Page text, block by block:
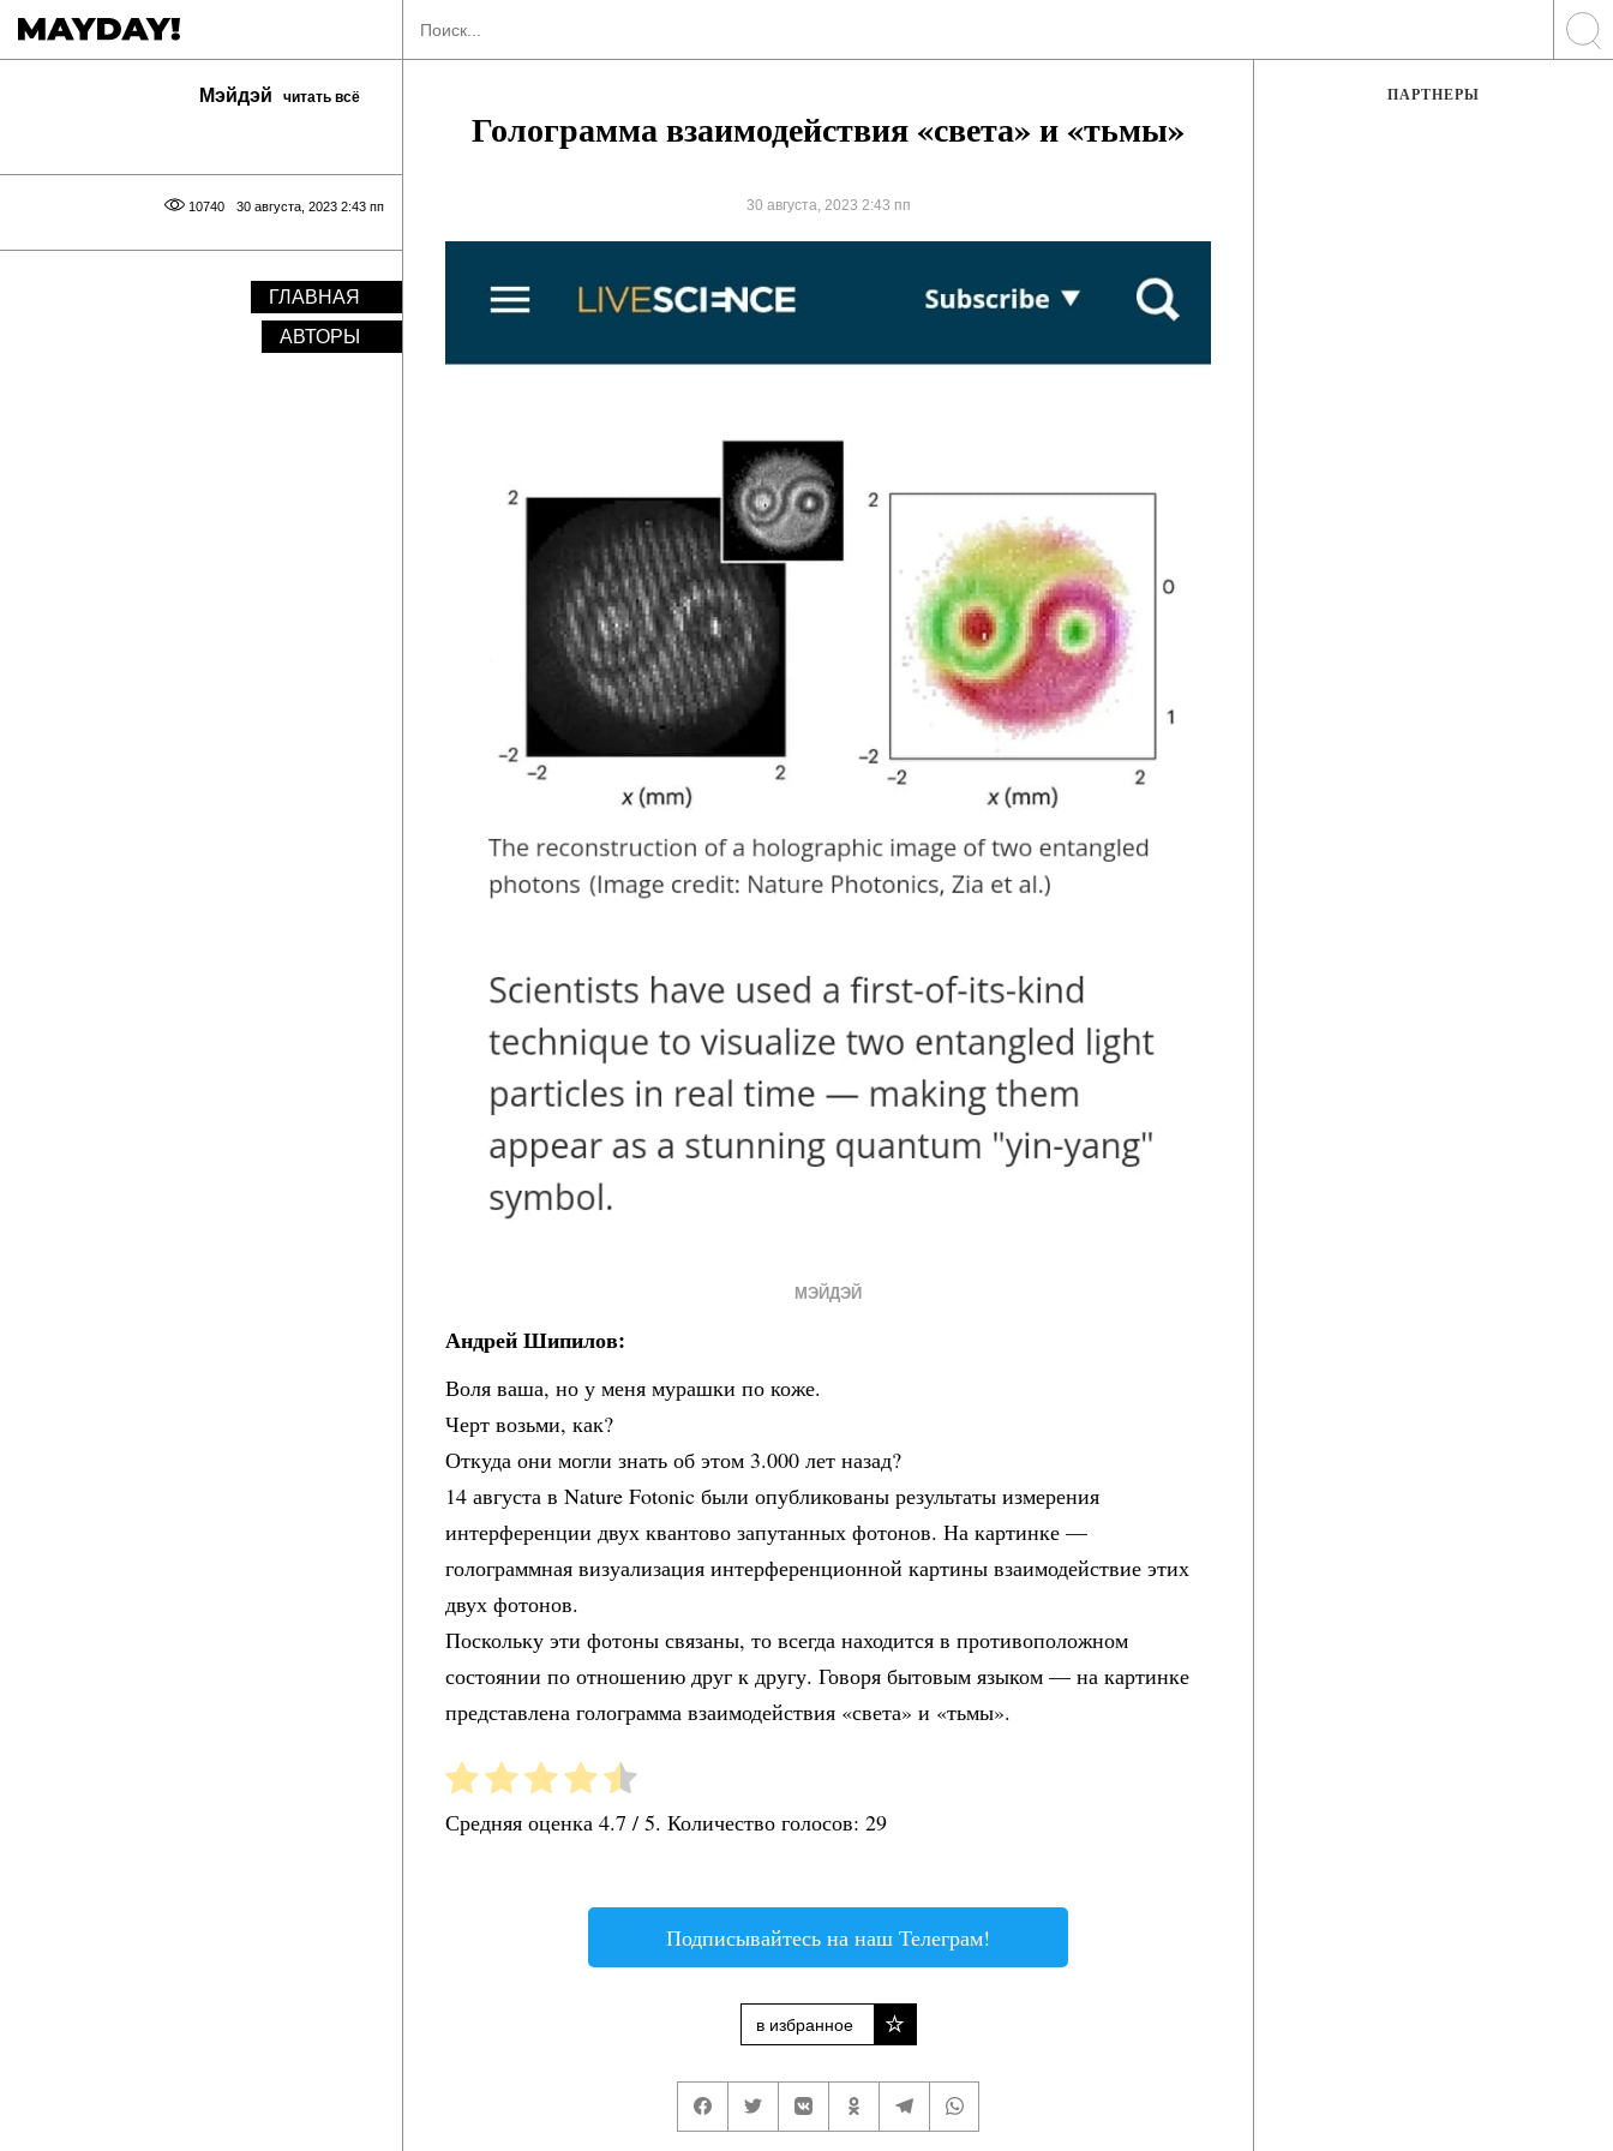
Мэйдэй читать всё
30 августа, 2023 2:43 пп
10740
ГЛАВНАЯ
АВТОРЫ
Голограмма взаимодействия «света» и «тьмы»
30 августа, 2023 2:43 пп
МЭЙДЭЙ
Андрей Шипилов:
Воля ваша, но у меня мурашки по коже.
Черт возьми, как?
Откуда они могли знать об этом 3.000 лет назад?
14 августа в Nature Fotonic были опубликованы результаты измерения
интерференции двух квантово запутанных фотонов. На картинке —
голограммная визуализация интерференционной картины взаимодействие этих
двух фотонов.
Поскольку эти фотоны связаны, то всегда находится в противоположном
состоянии по отношению друг к другу. Говоря бытовым языком — на картинке
представлена голограмма взаимодействия «света» и «тьмы».
Средняя оценка4.7 / 5. Количество голосов:29
Подписывайтесь на наш Телеграм!
в избранное
ПАРТНЕРЫ